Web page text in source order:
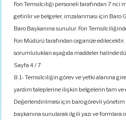
Fon Temsilciliği personeli tarafından 7 nci
getirilir ve belgeler, imzalanması için Baro
Baro Başkanına sunulur. Fon
Fon Müdürü tarafından organize
sorumlulukları aşağıda maddeler halinde
Sayfa 4 / 7
8.1- Temsilciliğin görev ve yetki alanına
yardım taleplerine ilişkin belgelerin tam ve
Değerlendirilmesi için baro görevli
başkanına sunularak ilgili yazı ve formlara